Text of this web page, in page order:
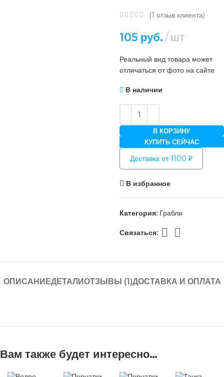
(1 отзыв клиента)
105руб. шт
Реальный вид товара может
отличаться от фото на сайте
В наличии
В КОРЗИНУ
КУПИТЬ СЕЙЧАС
Доставка от 1100 ₽
В избранное
Категория: Грабли
Связаться:
ОПИСАНИЕДЕТАЛИОТЗЫВЫ (1)ДОСТАВКА И ОПЛАТА
Вам также будет интересно…